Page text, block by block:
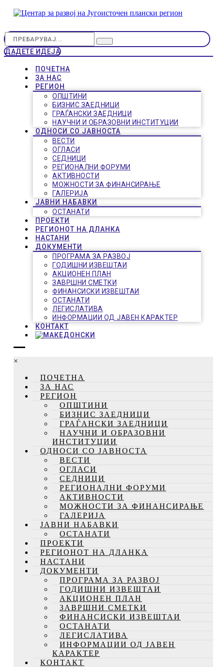
ДАДЕТЕ ИДЕЈА
ПОЧЕТНА
ЗА НАС
РЕГИОН
ОПШТИНИ
БИЗНИС ЗАЕДНИЦИ
ГРАЃАНСКИ ЗАЕДНИЦИ
НАУЧНИ И ОБРАЗОВНИ ИНСТИТУЦИИ
ОДНОСИ СО ЈАВНОСТА
ВЕСТИ
ОГЛАСИ
СЕДНИЦИ
РЕГИОНАЛНИ ФОРУМИ
АКТИВНОСТИ
МОЖНОСТИ ЗА ФИНАНСИРАЊЕ
ГАЛЕРИЈА
ЈАВНИ НАБАВКИ
ОСТАНАТИ
ПРОЕКТИ
РЕГИОНОТ НА ДЛАНКА
НАСТАНИ
ДОКУМЕНТИ
ПРОГРАМА ЗА РАЗВОЈ
ГОДИШНИ ИЗВЕШТАИ
АКЦИОНЕН ПЛАН
ЗАВРШНИ СМЕТКИ
ФИНАНСИСКИ ИЗВЕШТАИ
ОСТАНАТИ
ЛЕГИСЛАТИВА
ИНФОРМАЦИИ ОД ЈАВЕН КАРАКТЕР
КОНТАКТ
×
ПОЧЕТНА
ЗА НАС
РЕГИОН
ОПШТИНИ
БИЗНИС ЗАЕДНИЦИ
ГРАЃАНСКИ ЗАЕДНИЦИ
НАУЧНИ И ОБРАЗОВНИ
ИНСТИТУЦИИ
ОДНОСИ СО ЈАВНОСТА
ВЕСТИ
ОГЛАСИ
СЕДНИЦИ
РЕГИОНАЛНИ ФОРУМИ
АКТИВНОСТИ
МОЖНОСТИ ЗА ФИНАНСИРАЊЕ
ГАЛЕРИЈА
ЈАВНИ НАБАВКИ
ОСТАНАТИ
ПРОЕКТИ
РЕГИОНОТ НА ДЛАНКА
НАСТАНИ
ДОКУМЕНТИ
ПРОГРАМА ЗА РАЗВОЈ
ГОДИШНИ ИЗВЕШТАИ
АКЦИОНЕН ПЛАН
ЗАВРШНИ СМЕТКИ
ФИНАНСИСКИ ИЗВЕШТАИ
ОСТАНАТИ
ЛЕГИСЛАТИВА
ИНФОРМАЦИИ ОД ЈАВЕН
КАРАКТЕР
КОНТАКТ